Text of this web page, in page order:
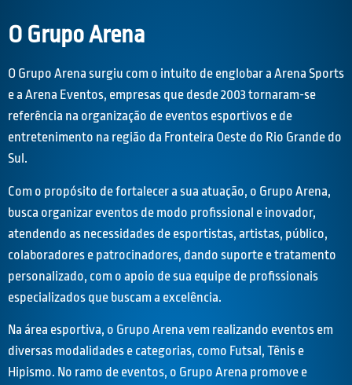
O Grupo Arena
O Grupo Arena surgiu com o intuito de englobar a Arena Sports
e a Arena Eventos, empresas que desde 2003 tornaram-se
referência na organização de eventos esportivos e de
entretenimento na região da Fronteira Oeste do Rio Grande do
Sul.
Com o propósito de fortalecer a sua atuação, o Grupo Arena,
busca organizar eventos de modo profissional e inovador,
atendendo as necessidades de esportistas, artistas, público,
colaboradores e patrocinadores, dando suporte e tratamento
personalizado, com o apoio de sua equipe de profissionais
especializados que buscam a excelência.
Na área esportiva, o Grupo Arena vem realizando eventos em
diversas modalidades e categorias, como Futsal, Tênis e
Hipismo. No ramo de eventos, o Grupo Arena promove e